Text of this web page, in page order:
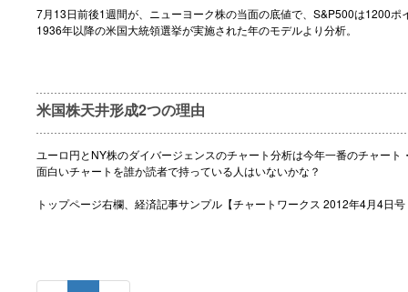
7月13日前後1週間が、ニューヨーク株の当面の底値で、S&P500は1200ポ
1936年以降の米国大統領選挙が実施された年のモデルより分析。
米国株天井形成2つの理由
ユーロ円とNY株のダイバージェンスのチャート分析は今年一番のチャー
面白いチャートを誰か読者で持っている人はいないかな？
トップページ右欄、経済記事サンプル【チャートワークス 2012年4月4日